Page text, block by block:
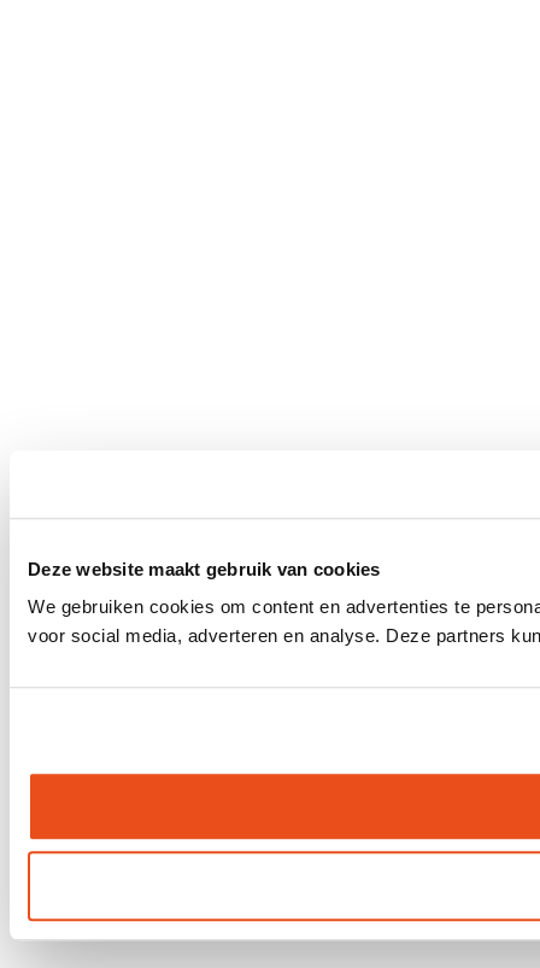
Deze website maakt gebruik van cookies
We gebruiken cookies om content en advertenties te
voor social media, adverteren en analyse. Deze partners